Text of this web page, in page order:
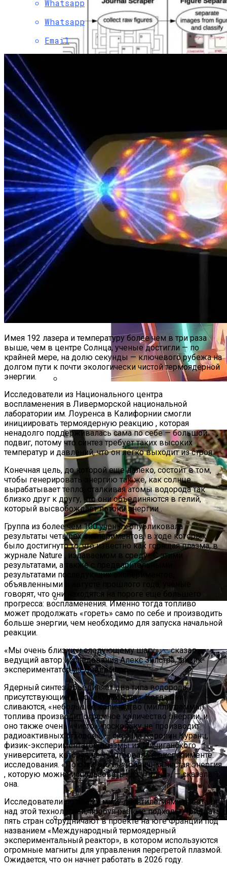
Новый Код Добывает
Микроскопические Изображения В
Научных Статьях
Новая Технология «изогнутого» Света
Может Стать Секретом Улучшения
Беспроводной Связи
Представлено Устройство, Которое
Собирает И Хранит Электроэнергию В
НИЯУ МИФИ Проведет Всероссийскую
Олимпиаду Для Учителей Физики «Лига
Лучших»
Whatsapp
Whatsapp
Email
Имея 192 лазера и температуру более чем в три раза
выше, чем в центре Солнца, ученые достигли — по
крайней мере, на долю секунды — ключевого рубежа на
долгом пути к почти экологически чистой термоядерной
энергии.
Исследователи из Национального центра
воспламенения в Ливерморской национальной
лаборатории им. Лоуренса в Калифорнии смогли
инициировать термоядерную реакцию , которая
ненадолго поддерживалась сама по себе — большой
подвиг, потому что синтез требует таких высоких
температур и давлений, что он легко выходит из строя.
Конечная цель, до которой еще далеко, состоит в том,
чтобы генерировать энергию так же, как солнце
вырабатывает тепло, сталкивая атомы водорода так
близко друг к другу, что они объединяются в гелий,
который высвобождает потоки энергии .
Группа из более чем 100 ученых опубликовала
результаты четырех экспериментов, в ходе которых
было достигнуто то, что известно как горящая плазма, в
журнале Nature , издаваемом в среду . С этими
результатами, а также с предварительными
результатами последующих экспериментов,
объявленными в августе прошлого года, ученые
говорят, что они находятся на пороге еще большего
прогресса: воспламенения. Именно тогда топливо
может продолжать «гореть» само по себе и производить
больше энергии, чем необходимо для запуска начальной
реакции.
«Мы очень близки к следующему шагу», — сказал
ведущий автор исследования Алекс Зилстра, физик-
экспериментатор из Ливермора.
Ядерный синтез объединяет два типа водорода,
присутствующие в молекулах воды. Когда они
сливаются, «небольшое количество (миллиграммы)
топлива производит огромное количество энергии, и
оно также очень «чисто», поскольку не производит
радиоактивных отходов», — сказала Кэролин Куранц,
физик-экспериментатор плазмы из Мичиганского
университета, которая не участвовала в эксперименте.
исследования. «По сути, это безграничная чистая энергия
, которую можно использовать где угодно», — сказала
она.
Исследователи по всему миру десятилетиями работали
над этой технологией, пробуя разные подходы. Тридцать
пять стран сотрудничают в проекте на юге Франции под
названием «Международный термоядерный
экспериментальный реактор», в котором используются
огромные магниты для управления перегретой плазмой.
Ожидается, что он начнет работать в 2026 году.